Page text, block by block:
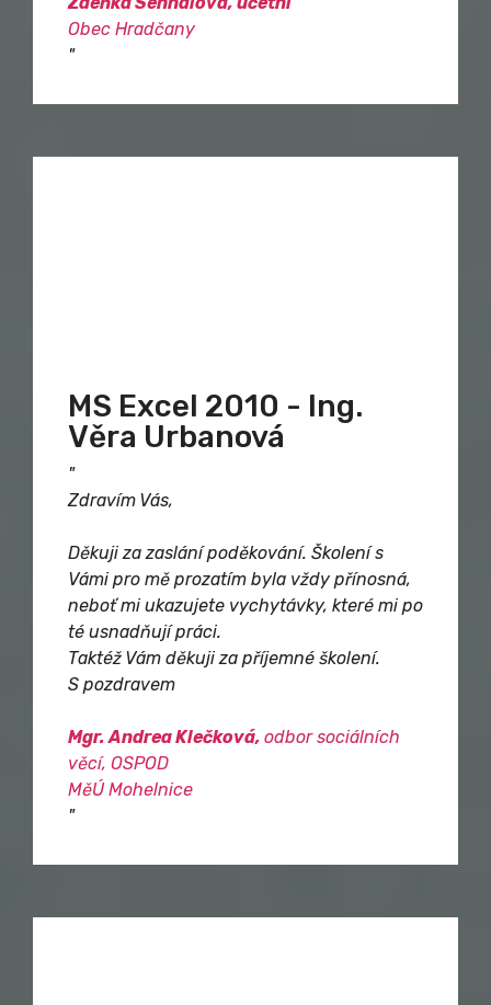
Obec Hradčany
"
MS Excel 2010 - Ing.
Věra Urbanová
"
Zdravím Vás,
Děkuji za zaslání poděkování. Školení s
Vámi pro mě prozatím byla vždy přínosná,
neboť mi ukazujete vychytávky, které mi po
té usnadňují práci.
Taktéž Vám děkuji za příjemné školení.
S pozdravem
Mgr. Andrea Klečková, odbor sociálních
věcí, OSPOD
MěÚ Mohelnice
"